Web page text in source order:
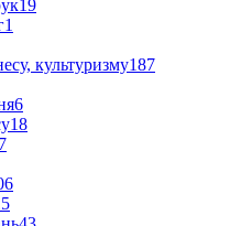
19
1
культуризму187
6
18